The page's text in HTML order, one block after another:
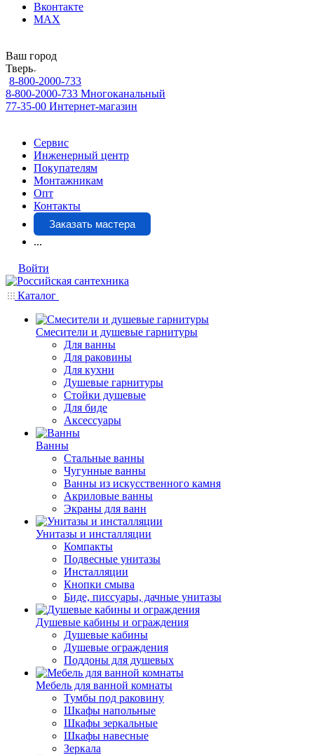
Вконтакте
MAX
Ваш город
Тверь
8-800-2000-733
8-800-2000-733 Многоканальный
77-35-00 Интернет-магазин
Сервис
Инженерный центр
Покупателям
Монтажникам
Опт
Контакты
Заказать мастера
...
Войти
Каталог
Смесители и душевые гарнитуры
Для ванны
Для раковины
Для кухни
Душевые гарнитуры
Стойки душевые
Для биде
Аксессуары
Ванны
Стальные ванны
Чугунные ванны
Ванны из искусственного камня
Акриловые ванны
Экраны для ванн
Унитазы и инсталляции
Компакты
Подвесные унитазы
Инсталляции
Кнопки смыва
Биде, писсуары, дачные унитазы
Душевые кабины и ограждения
Душевые кабины
Душевые ограждения
Поддоны для душевых
Мебель для ванной комнаты
Тумбы под раковину
Шкафы напольные
Шкафы зеркальные
Шкафы навесные
Зеркала